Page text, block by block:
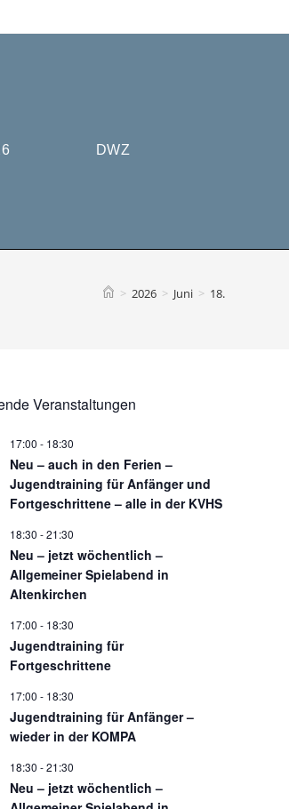
DWZ
> 2026 > Juni > 18.
Veranstaltungen
17:00 - 18:30
Neu – auch in den Ferien –
Jugendtraining für Anfänger und
Fortgeschrittene – alle in der KVHS
18:30 -21:30
Neu – jetzt wöchentlich –
Allgemeiner Spielabend in
Altenkirchen
17:00 - 18:30
Jugendtraining für
Fortgeschrittene
17:00 - 18:30
Jugendtraining für Anfänger –
wieder in der KOMPA
18:30 -21:30
Neu – jetzt wöchentlich –